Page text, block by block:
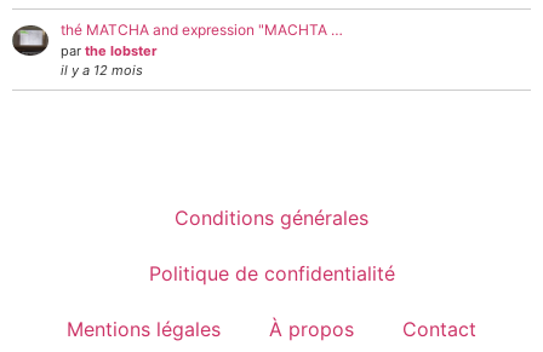
thé MATCHA and expression "MACHTA …
par the lobster
il y a 12 mois
Conditions générales
Politique de confidentialité
Mentions légales À propos Contact